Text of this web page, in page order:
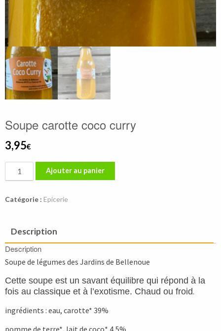
Soupe carotte coco curry
3,95€
quantité
de
carotte
curry
Ajouter au panier
Catégorie : Epicerie
Description
Description
Soupe de légumes des Jardins de Bellenoue
Cette soupe est un savant équilibre qui répond à la
fois au classique et à l’exotisme. Chaud ou froid.
ingrédients : eau, carotte* 39%
pomme de terre*, lait de coco* 4,5%